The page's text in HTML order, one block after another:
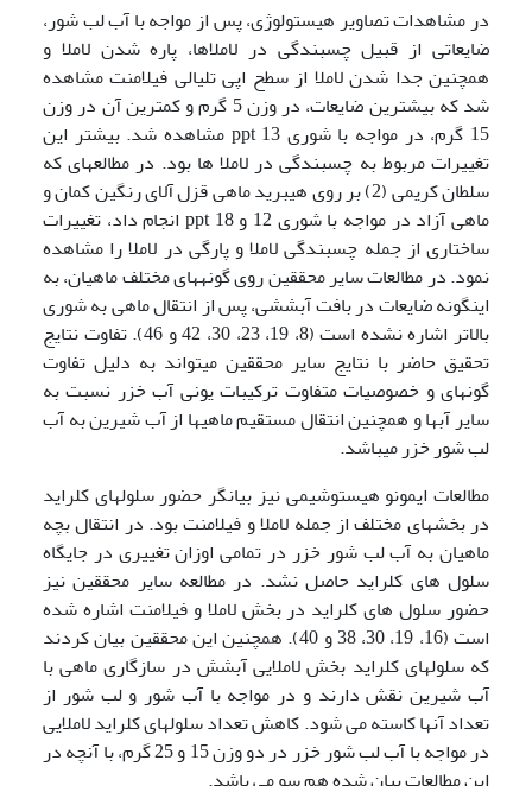
در مشاهدات تصاویر هیستولوژی، پس از مواجه با آب لب شور،
ضایعاتی از قبیل چسبندگی در لاملا­ها، پاره شدن لاملا و
همچنین جدا شدن لاملا از سطح اپی تلیالی فیلامنت مشاهده
شد که بیشترین ضایعات، در وزن 5 گرم و کمترین آن در وزن
15 گرم، در مواجه با شوری 13 ppt مشاهده شد. بیشتر این
تغییرات مربوط به چسبندگی در لاملا ها بود. در مطالعه­ای که
سلطان کریمی (2) بر روی هیبرید ماهی قزل آلای رنگین کمان و
ماهی آزاد در مواجه با شوری 12 و 18 ppt انجام داد، تغییرات
ساختاری از جمله چسبندگی لاملا و پارگی در لاملا را مشاهده
نمود. در مطالعات سایر محققین روی گونه­های مختلف ماهیان، به
اینگونه ضایعات در بافت آبششی، پس از انتقال ماهی به شوری
بالاتر اشاره نشده است (8، 19، 23، 30، 42 و 46). تفاوت نتایج
تحقیق حاضر با نتایج سایر محققین می­تواند به دلیل تفاوت
گونه­ای و خصوصیات متفاوت ترکیبات یونی آب خزر نسبت به
سایر آبها و همچنین انتقال مستقیم ماهیها از آب شیرین به آب
لب شور خزر می­باشد.
مطالعات ایمونو هیستوشیمی نیز بیانگر حضور سلولهای کلراید
در بخشهای مختلف از جمله لاملا و فیلامنت بود. در انتقال بچه
ماهیان به آب لب شور خزر در تمامی اوزان تغییری در جایگاه
سلول های کلراید حاصل نشد. در مطالعه سایر محققین نیز
حضور سلول های کلراید در بخش لاملا و فیلامنت اشاره شده
است (16، 19، 30، 38 و 40). همچنین این محققین بیان کردند
که سلولهای کلراید بخش لاملایی آبشش در سازگاری ماهی با
آب شیرین نقش دارند و در مواجه با آب شور و لب شور از
تعداد آنها کاسته می شود. کاهش تعداد سلولهای کلراید لاملایی
در مواجه با آب لب شور خزر در دو وزن 15 و 25 گرم، با آنچه در